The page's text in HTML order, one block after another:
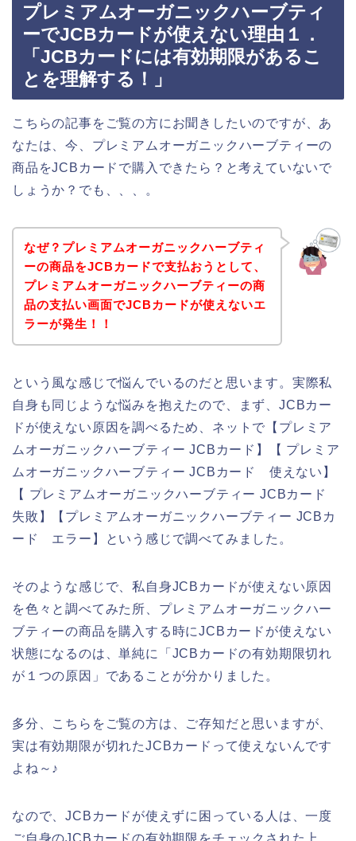
プレミアムオーガニックハーブティ
ーでJCBカードが使えない理由１．
「JCBカードには有効期限があるこ
とを理解する！」
こちらの記事をご覧の方にお聞きしたいのですが、あ
なたは、今、プレミアムオーガニックハーブティーの
商品をJCBカードで購入できたら？と考えていないで
しょうか？でも、、、。
なぜ？プレミアムオーガニックハーブティ
ーの商品をJCBカードで支払おうとして、
プレミアムオーガニックハーブティーの商
品の支払い画面でJCBカードが使えないエ
ラーが発生！！
という風な感じで悩んでいるのだと思います。実際私
自身も同じような悩みを抱えたので、まず、JCBカー
ドが使えない原因を調べるため、ネットで【プレミア
ムオーガニックハーブティー JCBカード】【 プレミア
ムオーガニックハーブティー JCBカード 使えない】
【 プレミアムオーガニックハーブティー JCBカード
失敗】【プレミアムオーガニックハーブティー JCBカ
ード エラー】という感じで調べてみました。
そのような感じで、私自身JCBカードが使えない原因
を色々と調べてみた所、プレミアムオーガニックハー
ブティーの商品を購入する時にJCBカードが使えない
状態になるのは、単純に「JCBカードの有効期限切れ
が１つの原因」であることが分かりました。
多分、こちらをご覧の方は、ご存知だと思いますが、
実は有効期限が切れたJCBカードって使えないんです
よね～♪
なので、JCBカードが使えずに困っている人は、一度